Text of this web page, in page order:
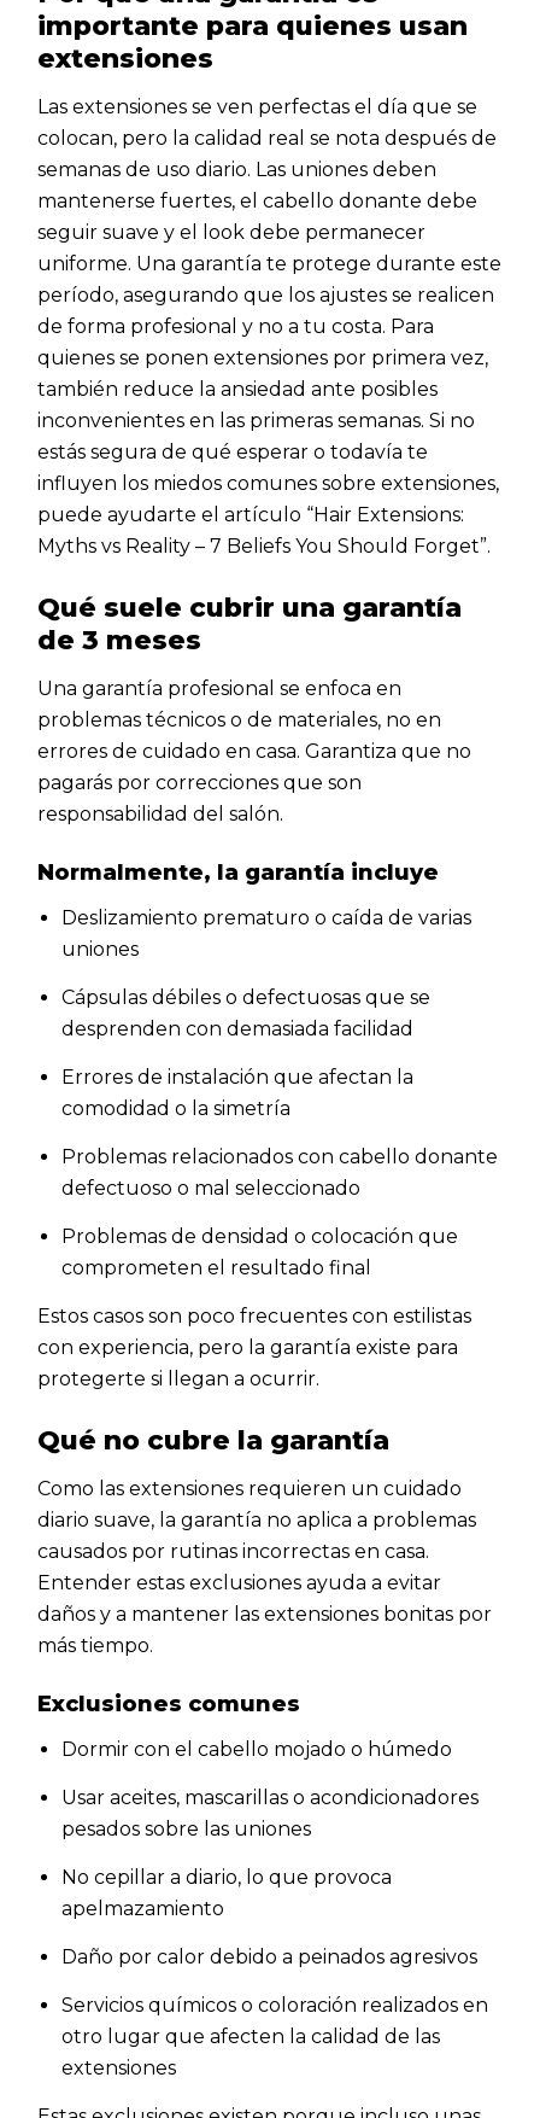
importante para quienes usan
extensiones
Las extensiones se ven perfectas el día que se
colocan, pero la calidad real se nota después de
semanas de uso diario. Las uniones deben
mantenerse fuertes, el cabello donante debe
seguir suave y el look debe permanecer
uniforme. Una garantía te protege durante este
período, asegurando que los ajustes se realicen
de forma profesional y no a tu costa. Para
quienes se ponen extensiones por primera vez,
también reduce la ansiedad ante posibles
inconvenientes en las primeras semanas. Si no
estás segura de qué esperar o todavía te
influyen los miedos comunes sobre extensiones,
puede ayudarte el artículo “Hair Extensions:
Myths vs Reality – 7 Beliefs You Should Forget”.
Qué suele cubrir una garantía
de 3 meses
Una garantía profesional se enfoca en
problemas técnicos o de materiales, no en
errores de cuidado en casa. Garantiza que no
pagarás por correcciones que son
responsabilidad del salón.
Normalmente, la garantía incluye
Deslizamiento prematuro o caída de varias
uniones
Cápsulas débiles o defectuosas que se
desprenden con demasiada facilidad
Errores de instalación que afectan la
comodidad o la simetría
Problemas relacionados con cabello donante
defectuoso o mal seleccionado
Problemas de densidad o colocación que
comprometen el resultado final
Estos casos son poco frecuentes con estilistas
con experiencia, pero la garantía existe para
protegerte si llegan a ocurrir.
Qué no cubre la garantía
Como las extensiones requieren un cuidado
diario suave, la garantía no aplica a problemas
causados por rutinas incorrectas en casa.
Entender estas exclusiones ayuda a evitar
daños y a mantener las extensiones bonitas por
más tiempo.
Exclusiones comunes
Dormir con el cabello mojado o húmedo
Usar aceites, mascarillas o acondicionadores
pesados sobre las uniones
No cepillar a diario, lo que provoca
apelmazamiento
Daño por calor debido a peinados agresivos
Servicios químicos o coloración realizados en
otro lugar que afecten la calidad de las
extensiones